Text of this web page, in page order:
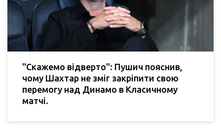
"Скажемо відверто": Пушич пояснив,
чому Шахтар не зміг закріпити свою
перемогу над Динамо в Класичному
матчі.